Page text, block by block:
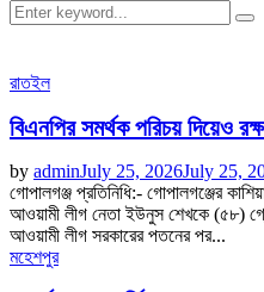
Search
for:
রাতইল
বিএনপির সমর্থক পরিচয় দিয়েও
by adminJuly 25, 2026July 25,
গোপালগঞ্জ প্রতিনিধি:- গোপালগঞ্জের
আওয়ামী লীগ নেতা ইউনুস শেখকে (৫৮)
আওয়ামী লীগ সরকারের পতনের পর...
মহেশপুর